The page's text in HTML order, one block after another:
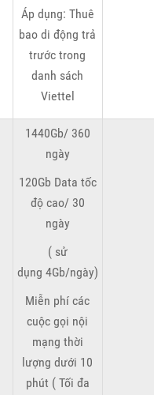
Áp dụng: Thuê
bao di động trả
trước trong
danh sách
Viettel
1440Gb/ 360
ngày
120Gb Data tốc
độ cao/ 30
ngày
( sử
dụng 4Gb/ngày)
Miễn phí các
cuộc gọi nội
mạng thời
lượng dưới 10
phút ( Tối đa